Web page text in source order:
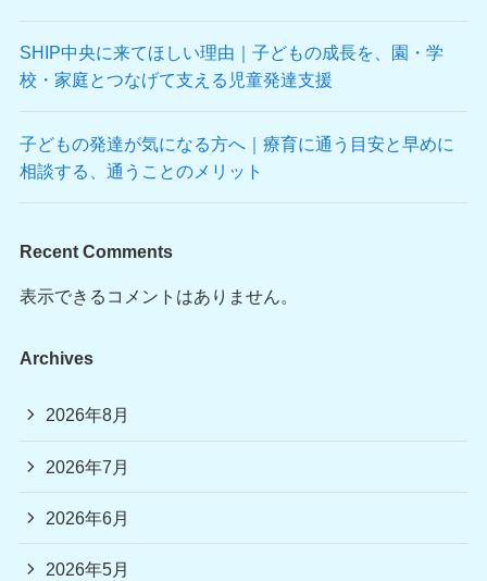
SHIP中央に来てほしい理由｜子どもの成長を、園・学
校・家庭とつなげて支える児童発達支援
子どもの発達が気になる方へ｜療育に通う目安と早めに
相談する、通うことのメリット
Recent Comments
表示できるコメントはありません。
Archives
2026年8月
2026年7月
2026年6月
2026年5月